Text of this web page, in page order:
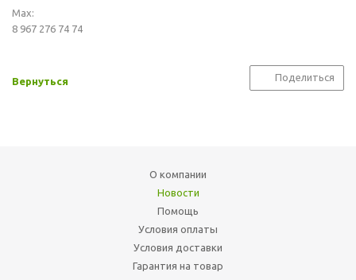
Мах:
8 967 276 74 74
Вернуться Поделиться
О компании
Новости
Помощь
Условия оплаты
Условия доставки
Гарантия на товар